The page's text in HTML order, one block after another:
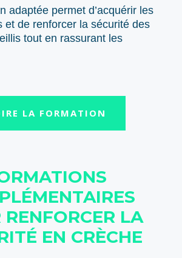
adaptée permet d’acquérir les
et de renforcer la sécurité des
tout en rassurant les
LA FORMATION
RENFORCER LA
EN CRÈCHE